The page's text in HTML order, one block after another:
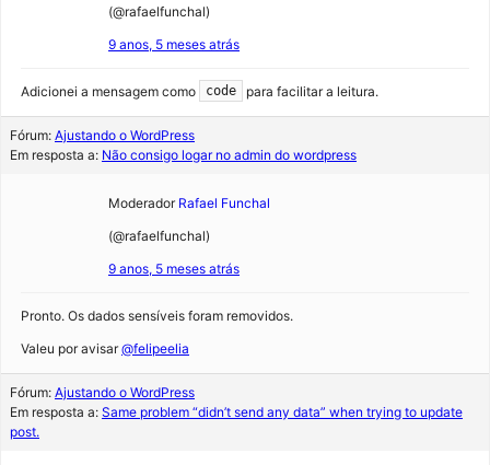
(@rafaelfunchal)
9 anos, 5 meses atrás
Adicionei a mensagem como code para facilitar a leitura.
Fórum: Ajustando o WordPress
Em resposta a: Não consigo logar no admin do wordpress
Moderador Rafael Funchal
(@rafaelfunchal)
9 anos, 5 meses atrás
Pronto. Os dados sensíveis foram removidos.
Valeu por avisar@felipeelia
Fórum: Ajustando o WordPress
Em resposta a: Same problem “didn’t send any data” when trying to update
post.